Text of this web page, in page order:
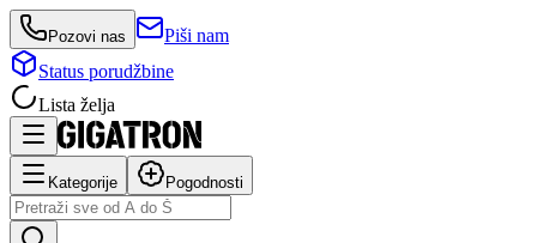
Pozovi nas
Piši nam
Status porudžbine
Lista želja
Kategorije Pogodnosti